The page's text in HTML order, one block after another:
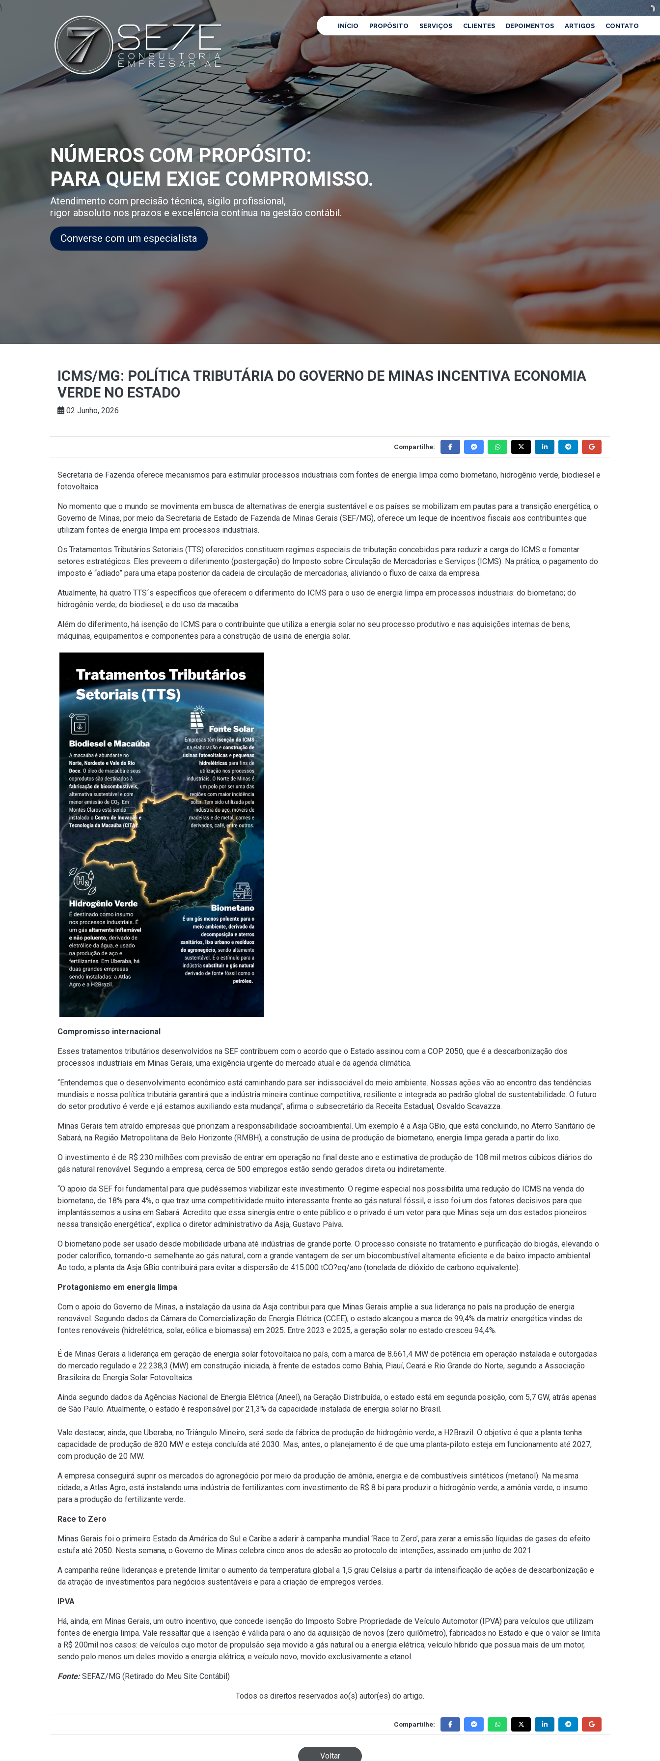
INÍCIO PROPÓSITO SERVIÇOS CLIENTES DEPOIMENTOS ARTIGOS CONTATO
NÚMEROS COM PROPÓSITO:
PARA QUEM EXIGE COMPROMISSO.
Atendimento com precisão técnica, sigilo profissional,
rigor absoluto nos prazos e excelência contínua na gestão contábil.
Converse com um especialista
ICMS/MG: POLÍTICA TRIBUTÁRIA DO GOVERNO DE MINAS INCENTIVA ECONOMIA
VERDE NO ESTADO
02 Junho, 2026
Compartilhe:
Secretaria de Fazenda oferece mecanismos para estimular processos industriais com fontes de energia limpa como biometano, hidrogênio verde, biodiesel e
fotovoltaica
No momento que o mundo se movimenta em busca de alternativas de energia sustentável e os países se mobilizam em pautas para a transição energética, o
Governo de Minas, por meio da Secretaria de Estado de Fazenda de Minas Gerais (SEF/MG), oferece um leque de incentivos fiscais aos contribuintes que
utilizam fontes de energia limpa em processos industriais.
Os Tratamentos Tributários Setoriais (TTS) oferecidos constituem regimes especiais de tributação concebidos para reduzir a carga do ICMS e fomentar
setores estratégicos. Eles preveem o diferimento (postergação) do Imposto sobre Circulação de Mercadorias e Serviços (ICMS). Na prática, o pagamento do
imposto é “adiado” para uma etapa posterior da cadeia de circulação de mercadorias, aliviando o fluxo de caixa da empresa.
Atualmente, há quatro TTS´s específicos que oferecem o diferimento do ICMS para o uso de energia limpa em processos industriais: do biometano; do
hidrogênio verde; do biodiesel; e do uso da macaúba.
Além do diferimento, há isenção do ICMS para o contribuinte que utiliza a energia solar no seu processo produtivo e nas aquisições internas de bens,
máquinas, equipamentos e componentes para a construção de usina de energia solar.
Compromisso internacional
Esses tratamentos tributários desenvolvidos na SEF contribuem com o acordo que o Estado assinou com a COP 2050, que é a descarbonização dos
processos industriais em Minas Gerais, uma exigência urgente do mercado atual e da agenda climática.
“Entendemos que o desenvolvimento econômico está caminhando para ser indissociável do meio ambiente. Nossas ações vão ao encontro das tendências
mundiais e nossa política tributária garantirá que a indústria mineira continue competitiva, resiliente e integrada ao padrão global de sustentabilidade. O futuro
do setor produtivo é verde e já estamos auxiliando esta mudança", afirma o subsecretário da Receita Estadual, Osvaldo Scavazza.
Minas Gerais tem atraído empresas que priorizam a responsabilidade socioambiental. Um exemplo é a Asja GBio, que está concluindo, no Aterro Sanitário de
Sabará, na Região Metropolitana de Belo Horizonte (RMBH), a construção de usina de produção de biometano, energia limpa gerada a partir do lixo.
O investimento é de R$ 230 milhões com previsão de entrar em operação no final deste ano e estimativa de produção de 108 mil metros cúbicos diários do
gás natural renovável. Segundo a empresa, cerca de 500 empregos estão sendo gerados direta ou indiretamente.
“O apoio da SEF foi fundamental para que pudéssemos viabilizar este investimento. O regime especial nos possibilita uma redução do ICMS na venda do
biometano, de 18% para 4%, o que traz uma competitividade muito interessante frente ao gás natural fóssil, e isso foi um dos fatores decisivos para que
implantássemos a usina em Sabará. Acredito que essa sinergia entre o ente público e o privado é um vetor para que Minas seja um dos estados pioneiros
nessa transição energética”, explica o diretor administrativo da Asja, Gustavo Paiva.
O biometano pode ser usado desde mobilidade urbana até indústrias de grande porte. O processo consiste no tratamento e purificação do biogás, elevando o
poder calorífico, tornando-o semelhante ao gás natural, com a grande vantagem de ser um biocombustível altamente eficiente e de baixo impacto ambiental.
Ao todo, a planta da Asja GBio contribuirá para evitar a dispersão de 415.000 tCO?eq/ano (tonelada de dióxido de carbono equivalente).
Protagonismo em energia limpa
Com o apoio do Governo de Minas, a instalação da usina da Asja contribui para que Minas Gerais amplie a sua liderança no país na produção de energia
renovável. Segundo dados da Câmara de Comercialização de Energia Elétrica (CCEE), o estado alcançou a marca de 99,4% da matriz energética vindas de
fontes renováveis (hidrelétrica, solar, eólica e biomassa) em 2025. Entre 2023 e 2025, a geração solar no estado cresceu 94,4%.
É de Minas Gerais a liderança em geração de energia solar fotovoltaica no país, com a marca de 8.661,4 MW de potência em operação instalada e outorgadas
do mercado regulado e 22.238,3 (MW) em construção iniciada, à frente de estados como Bahia, Piauí, Ceará e Rio Grande do Norte, segundo a Associação
Brasileira de Energia Solar Fotovoltaica.
Ainda segundo dados da Agências Nacional de Energia Elétrica (Aneel), na Geração Distribuída, o estado está em segunda posição, com 5,7 GW, atrás apenas
de São Paulo. Atualmente, o estado é responsável por 21,3% da capacidade instalada de energia solar no Brasil.
Vale destacar, ainda, que Uberaba, no Triângulo Mineiro, será sede da fábrica de produção de hidrogênio verde, a H2Brazil. O objetivo é que a planta tenha
capacidade de produção de 820 MW e esteja concluída até 2030. Mas, antes, o planejamento é de que uma planta-piloto esteja em funcionamento até 2027,
com produção de 20 MW.
A empresa conseguirá suprir os mercados do agronegócio por meio da produção de amônia, energia e de combustíveis sintéticos (metanol). Na mesma
cidade, a Atlas Agro, está instalando uma indústria de fertilizantes com investimento de R$ 8 bi para produzir o hidrogênio verde, a amônia verde, o insumo
para a produção do fertilizante verde.
Race to Zero
Minas Gerais foi o primeiro Estado da América do Sul e Caribe a aderir à campanha mundial ‘Race to Zero’, para zerar a emissão líquidas de gases do efeito
estufa até 2050. Nesta semana, o Governo de Minas celebra cinco anos de adesão ao protocolo de intenções, assinado em junho de 2021.
A campanha reúne lideranças e pretende limitar o aumento da temperatura global a 1,5 grau Celsius a partir da intensificação de ações de descarbonização e
da atração de investimentos para negócios sustentáveis e para a criação de empregos verdes.
IPVA
Há, ainda, em Minas Gerais, um outro incentivo, que concede isenção do Imposto Sobre Propriedade de Veículo Automotor (IPVA) para veículos que utilizam
fontes de energia limpa. Vale ressaltar que a isenção é válida para o ano da aquisição de novos (zero quilômetro), fabricados no Estado e que o valor se limita
a R$ 200mil nos casos: de veículos cujo motor de propulsão seja movido a gás natural ou a energia elétrica; veículo híbrido que possua mais de um motor,
sendo pelo menos um deles movido a energia elétrica; e veículo novo, movido exclusivamente a etanol.
Fonte:SEFAZ/MG (Retirado do Meu Site Contábil)
Todos os direitos reservados ao(s) autor(es) do artigo.
Compartilhe:
Voltar